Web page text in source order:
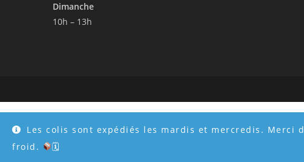
Les colis sont expédiés les mardis et mercredis.
froid.
🗓
Dimanche
10h – 13h